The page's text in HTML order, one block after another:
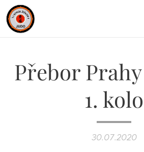
Přebor
1. kolo
30.07.2020